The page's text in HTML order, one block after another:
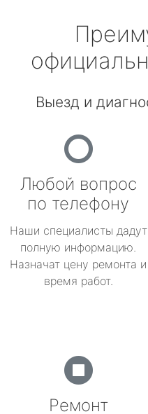
Выезд и
Любой вопрос
по телефону
Наши специалисты дадут
полную информацию.
Назначат цену ремонта и
время работ.
Ремонт